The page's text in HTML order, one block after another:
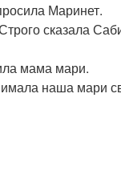
Маринет.
сказала
мама мари.
наша мари